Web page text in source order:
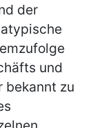
der
und
bekannt zu